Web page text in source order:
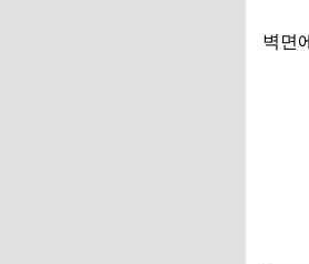
벽면